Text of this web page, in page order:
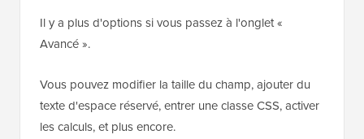
Il y a plus d'options si vous passez à l'onglet «
Avancé ».
Vous pouvez modifier la taille du champ, ajouter du
texte d'espace réservé, entrer une classe CSS, activer
les calculs, et plus encore.